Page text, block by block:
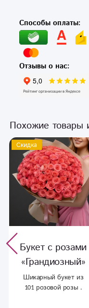
Способы оплаты:
Отзывы о нас:
Похожие товары
Скидка
Букет с розами
«Грандиозный»
Шикарный букет из
101 розовой розы .